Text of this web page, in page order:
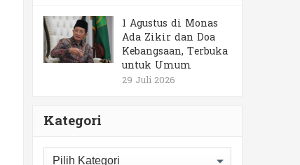
1 Agustus di Monas
Ada Zikir dan Doa
Kebangsaan, Terbuka
untuk Umum
29 Juli 2026
Kategori
Kategori